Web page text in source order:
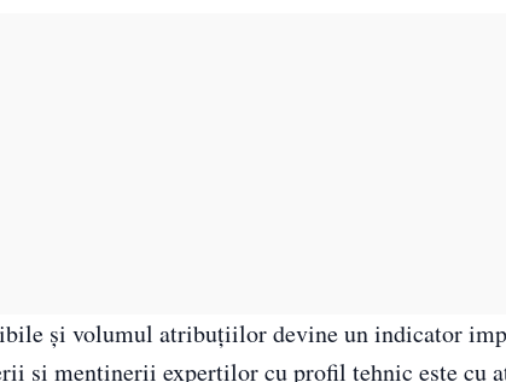
și volumul atribuțiilor devine un indicator
și menținerii experților cu profil tehnic este cu